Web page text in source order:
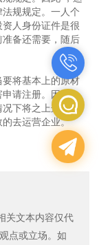
规规定。一人个
人身份证件是很
备还需要，随后
将基本上的原材
请注册。因此 ，
下将之上这种材
的去运营企业。
文本内容仅代
点或立场。如